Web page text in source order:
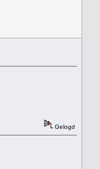
Gelogd